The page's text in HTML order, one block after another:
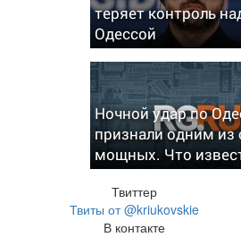
теряет контроль
Одессой
Ночной удар по
признали одним из
мощных. Что
Твиттер
Твиты от @kriukovskie
В контакте